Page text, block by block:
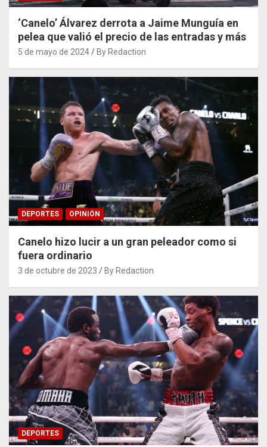
‘Canelo’ Álvarez derrota a Jaime Munguía en
pelea que valió el precio de las entradas y más
5 de mayo de 2024 By Redaction
DEPORTES OPINIÓN
Canelo hizo lucir a un gran peleador como si
fuera ordinario
3 de octubre de 2023 By Redaction
DEPORTES